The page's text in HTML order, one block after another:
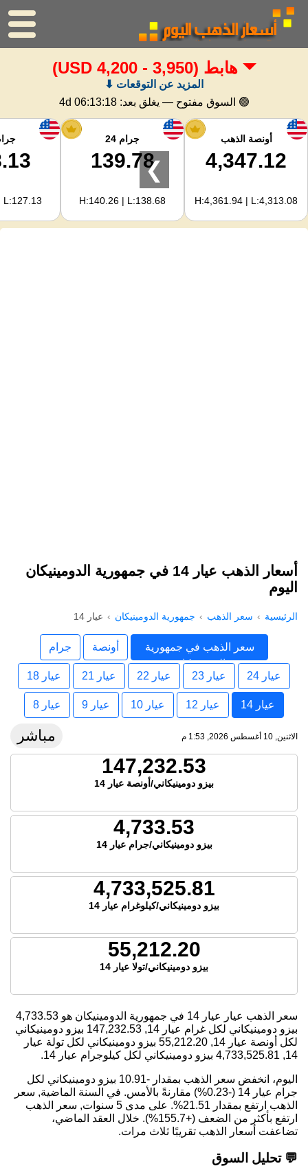
الرئيسية
سعر الذهب
اسعار الفضه
حاسبة الذهب
لمشرفي المواقع
هابط (3,950 - 4,200 USD)
المزيد عن التوقعات ⬇
🟢 السوق مفتوح — يغلق بعد: 4d 06:13:17
أونصة الذهب
4,347.12
H:4,361.94 | L:4,313.08
جرام 24
139.78
H:140.26 | L:138.68
L:127.13
❯
أسعار الذهب عيار 14 في جمهورية الدومينيكان
اليوم
الرئيسية سعر الذهب جمهورية الدومينيكان عيار 14
سعر الذهب في جمهورية
الدومينيكان
أونصة جرام
عيار 24 عيار 23 عيار 22 عيار 21 عيار 18
عيار 14 عيار 12 عيار 10 عيار 9 عيار 8
الاثنين, 10 أغسطس 2026, 1:53 م مباشر
147,232.53
بيزو دومينيكاني/أونصة عيار 14
4,733.53
بيزو دومينيكاني/جرام عيار 14
4,733,525.81
بيزو دومينيكاني/كيلوغرام عيار 14
55,212.20
بيزو دومينيكاني/تولا عيار 14
سعر الذهب عيار عيار 14 في جمهورية الدومينيكان هو
4,733.53
بيزو دومينيكاني لكل غرام عيار 14,
147,232.53 بيزو دومينيكاني
لكل أونصة عيار 14,
55,212.20 بيزو دومينيكاني لكل تولة عيار
14,
4,733,525.81 بيزو دومينيكاني لكل كيلوجرام عيار 14.
اليوم، انخفض سعر الذهب بمقدار -10.91 بيزو دومينيكاني لكل
جرام عيار 14 (-0.23%) مقارنةً بالأمس. في السنة الماضية, سعر
الذهب ارتفع بمقدار 21.51%. على مدى 5 سنوات, سعر الذهب
ارتفع بأكثر من الضعف (+155.7%). خلال العقد الماضي،
تضاعفت أسعار الذهب تقريبًا ثلاث مرات.
💬 تحليل السوق